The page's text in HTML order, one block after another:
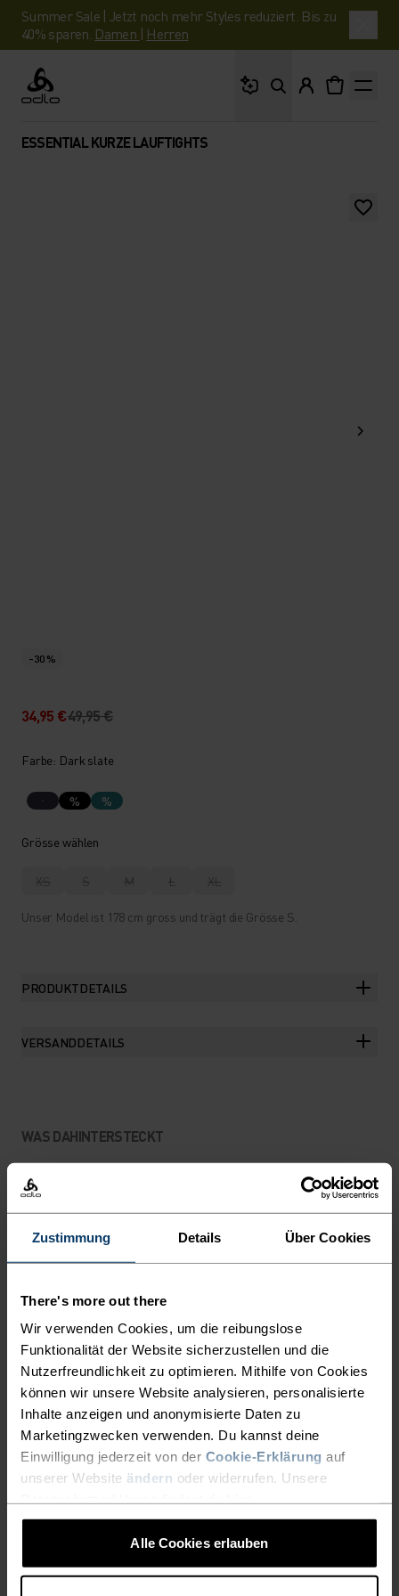
Zustimmung Details Über Cookies
There's more out there
Wir verwenden Cookies, um die reibungslose
Funktionalität der Website sicherzustellen und die
Nutzerfreundlichkeit zu optimieren. Mithilfe von Cookies
können wir unsere Website analysieren, personalisierte
Inhalte anzeigen und anonymisierte Daten zu
Marketingzwecken verwenden. Du kannst deine
Einwilligung jederzeit von der Cookie-Erklärung auf
unserer Website ändern oder widerrufen. Unsere
Alle Cookies erlauben
Summer Sale | Jetzt noch mehr Styles reduziert. Bis zu
40% sparen. Damen | Herren
Odlo
ESSENTIAL KURZE LAUFTIGHTS
-30 %
34,95 €49,95 €
Farbe: Dark slate
% %
Grösse wählen
XS S M L XL
Unser Model ist 178 cm gross und trägt die Grösse S.
PRODUKTDETAILS
VERSANDDETAILS
WAS DAHINTERSTECKT
ENGANLIEGENDE,
NACHHALTIGE
FUNKTIONSSHORTS AUS
HÖCHSTEN KOMFORT.
Schon wieder reiht sich Meeting an Meeting. Dein
Terminkalender füllt sich rasant, aber heute
bleibt noch eine Stunde für eine Laufrunde. Ideal,
um etwas Stress abzubauen. Deine Wahl fällt auf
die kurzen Essentials Lauftights von Odlo aus
recycelten Materialien für jede Witterung. Der
leichte, enganliegende Kompressionsschnitt
dieser Shorts lässt dich zu Höchstleistungen
und Smartphonetaschen sowie reflektierenden